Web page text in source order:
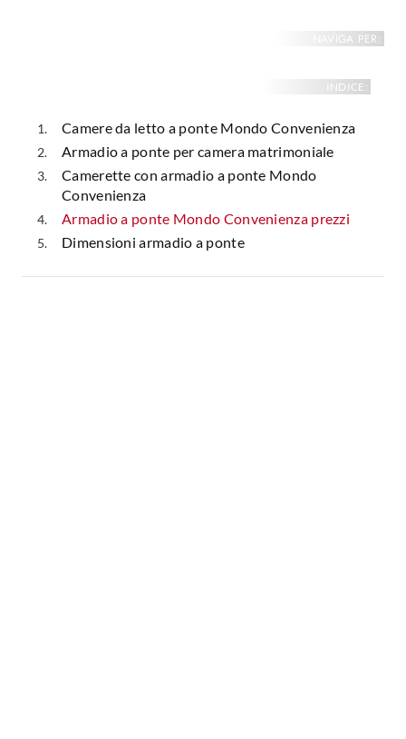
NAVIGA PER:
INDICE:
Camere da letto a ponte Mondo Convenienza
Armadio a ponte per camera matrimoniale
Camerette con armadio a ponte Mondo
Convenienza
Armadio a ponte Mondo Convenienza prezzi
Dimensioni armadio a ponte